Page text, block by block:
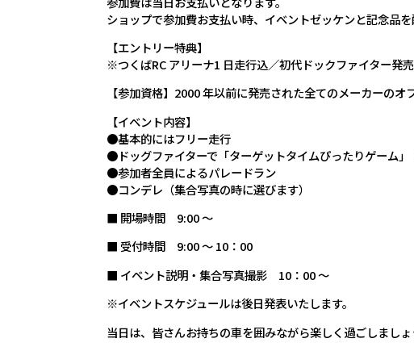
ショップで参加費お支払い時、イベントゼッケンと記念品
【エントリー特典】
※つくばRC アリーナ1 日走行込／初代ドックファイター発
【参加資格】2000 年以前に発売された全てのメーカーのオ
【イベント内容】
●基本的にはフリー走行
●ドッグファイターで「ターゲットタイムぴったりゲーム」
●参加者全員によるパレードラン
●コンデレ（集合写真の時に選びます）
■ 開場時間 9:00 ～
■ 受付時間 9:00 ～ 10：00
■ イベント説明・集合写真撮影 10：00 ～
※イベントスケジュールは後日発表いたします。
当日は、皆さんお持ちの車を囲みながら楽しく過ごしましょ